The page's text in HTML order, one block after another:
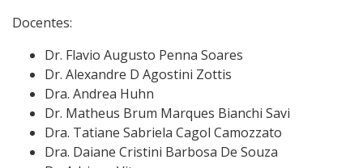
Docentes:
Dr. Flavio Augusto Penna Soares
Dr. Alexandre D Agostini Zottis
Dra. Andrea Huhn
Dr. Matheus Brum Marques Bianchi Savi
Dra. Tatiane Sabriela Cagol Camozzato
Dra. Daiane Cristini Barbosa De Souza